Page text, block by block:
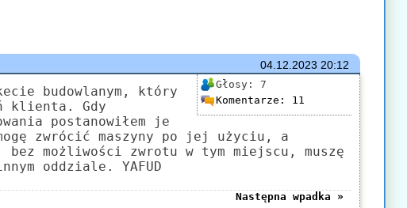
04.12.2023 20:12
Głosy: 7
Komentarze: 11
budowlanym, który
klienta. Gdy
postanowiłem je
zwrócić maszyny po jej użyciu, a
możliwości zwrotu w tym miejscu, muszę
oddziale. YAFUD
Następna wpadka »